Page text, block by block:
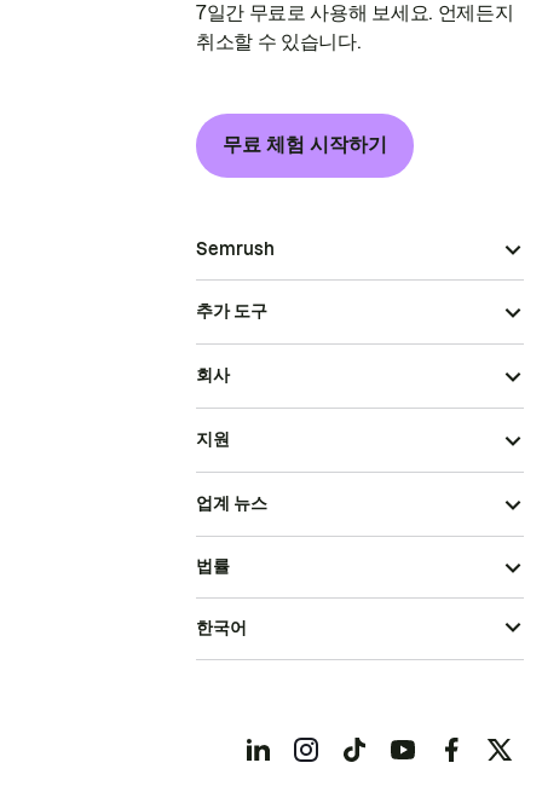
7일간 무료로 사용해 보세요. 언제든지
취소할 수 있습니다.
무료 체험 시작하기
Semrush
추가 도구
회사
지원
업계 뉴스
법률
한국어